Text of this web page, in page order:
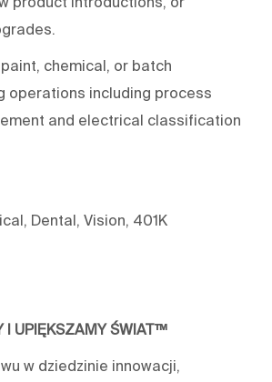
chemical, or batch
operations including process
and electrical classification
Dental, Vision, 401K
I UPIĘKSZAMY ŚWIAT™
w dziedzinie innowacji,